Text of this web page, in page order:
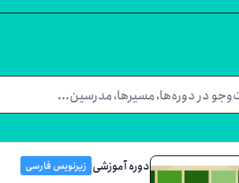
دوره آموزشی زیرنویس فارسی